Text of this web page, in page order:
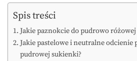
Spis treści
Jakie paznokcie do pudrowo
Jakie pastelowe i neutralne odcienie
pudrowej sukienki?